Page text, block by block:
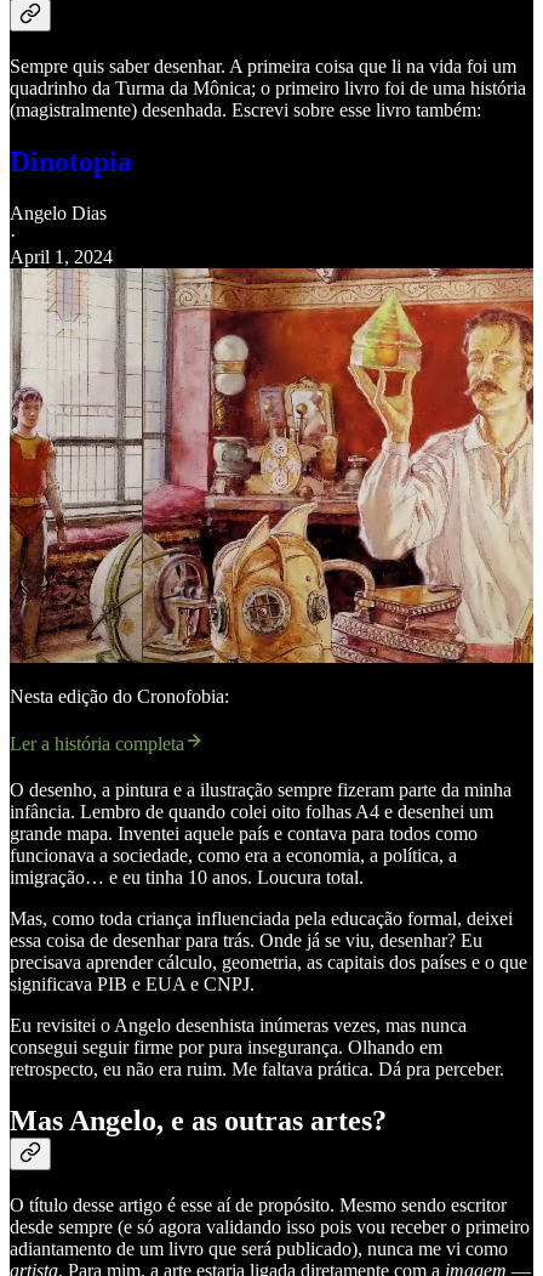
Sempre quis saber desenhar. A primeira coisa que li na vida foi um
quadrinho da Turma da Mônica; o primeiro livro foi de uma história
(magistralmente) desenhada. Escrevi sobre esse livro também:
Dinotopia
Angelo Dias
·
April 1, 2024
Nesta edição do Cronofobia:
Ler a história completa
O desenho, a pintura e a ilustração sempre fizeram parte da minha
infância. Lembro de quando colei oito folhas A4 e desenhei um
grande mapa. Inventei aquele país e contava para todos como
funcionava a sociedade, como era a economia, a política, a
imigração… e eu tinha 10 anos. Loucura total.
Mas, como toda criança influenciada pela educação formal, deixei
essa coisa de desenhar para trás. Onde já se viu, desenhar? Eu
precisava aprender cálculo, geometria, as capitais dos países e o que
significava PIB e EUA e CNPJ.
Eu revisitei o Angelo desenhista inúmeras vezes, mas nunca
consegui seguir firme por pura insegurança. Olhando em
retrospecto, eu não era ruim. Me faltava prática. Dá pra perceber.
Mas Angelo, e as outras artes?
O título desse artigo é esse aí de propósito. Mesmo sendo escritor
desde sempre (e só agora validando isso pois vou receber o primeiro
adiantamento de um livro que será publicado), nunca me vi como
artista. Para mim, a arte estaria ligada diretamente com a imagem —